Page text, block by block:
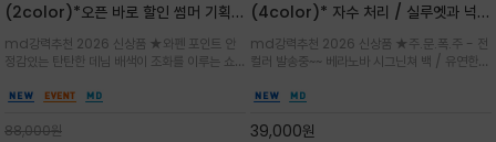
(2color)*오픈 바로 할인 썸머 기획
말 모임룩, 여행룩까지 ~
md강력추천 2026 신상품 ★와펜 포인트 안
정감있는 탄탄한 데님 배색이 조화를 이루는 쇼
클래식한 네이비·아이보리 스트라이프와 산뜻한
88,000원
(4color)* 자수 처리 / 실루엣과 넉넉
셜 숄더백
md강력추천 2026 신상품 ★주.문.폭.주 - 전
컬러 발송중~~ 베라노바 시그닌쳐 백 / 유연한
설계로 어깨의 피로도를 낮춰 편안한 착용/가볍
리 숄더백
39,000원